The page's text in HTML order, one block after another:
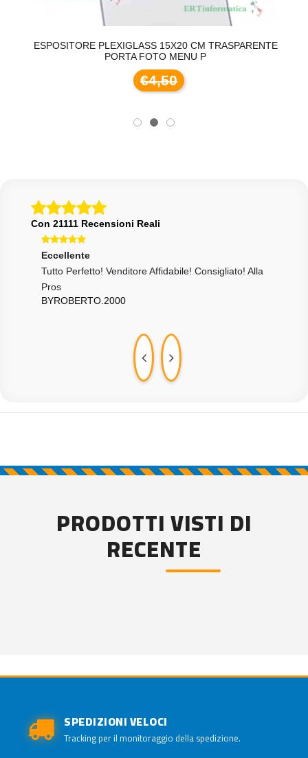
ESPOSITORE PLEXIGLASS 15X20 CM TRASPARENTE
PORTA FOTO MENU P
€4,50
Con 21111 Recensioni Reali
Eccellente
Tutto Perfetto! Venditore Affidabile! Consigliato! Alla
Pros
BYROBERTO.2000
PRODOTTI VISTI DI
RECENTE
SPEDIZIONI VELOCI
Tracking per il monitoraggio della spedizione.